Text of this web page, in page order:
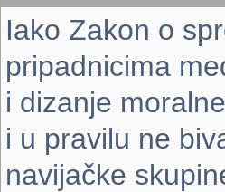
Iako Zakon o
pripadnicima
i dizanje
i u pravilu ne
navijačke